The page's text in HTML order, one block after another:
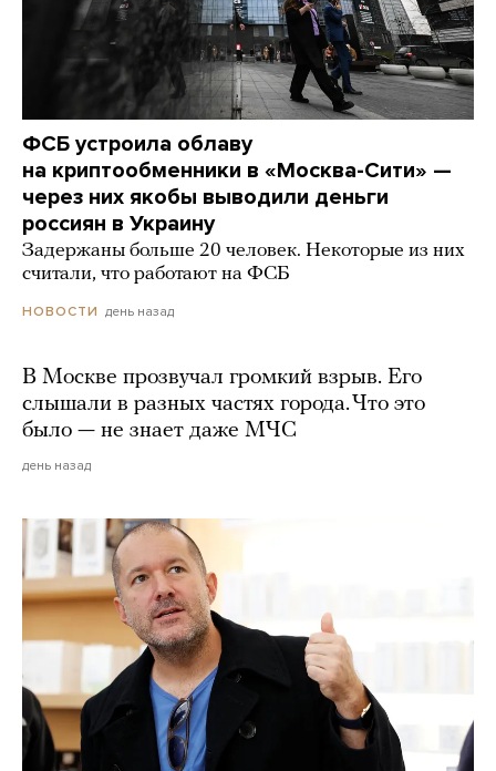
ФСБ устроила облаву
на криптообменники в «Москва-Сити» —
через них якобы выводили деньги
россиян в Украину
Задержаны больше 20 человек. Некоторые из них
считали, что работают на ФСБ
НОВОСТИ день назад
В Москве прозвучал громкий взрыв. Его
слышали в разных частях города. Что это
было — не знает даже МЧС
день назад